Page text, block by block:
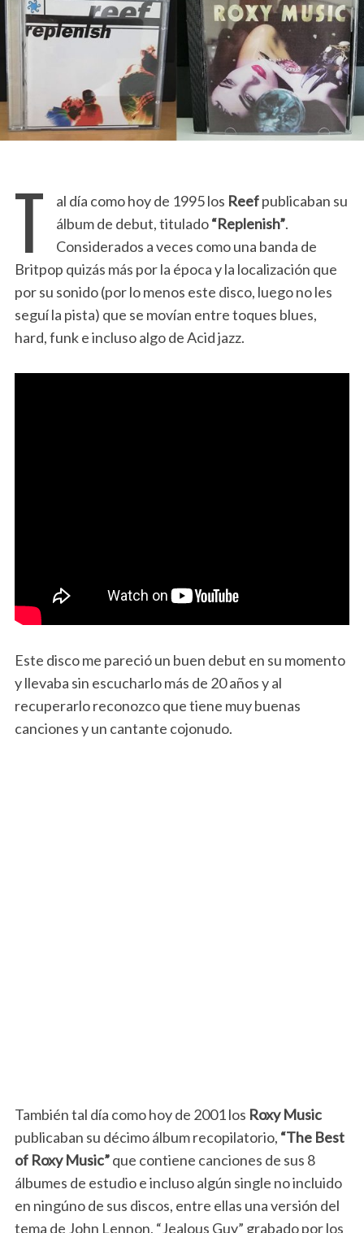
T al día como hoy de 1995 los Reefpublicaban su
álbum de debut, titulado“Replenish”.
Considerados a veces como una banda de
Britpop quizás más por la época y la localización que
por su sonido (por lo menos este disco, luego no les
seguí la pista) que se movían entre toques blues,
hard, funk e incluso algo de Acid jazz.
Este disco me pareció un buen debut en su momento
y llevaba sin escucharlo más de 20 años y al
recuperarlo reconozco que tiene muy buenas
canciones y un cantante cojonudo.
También tal día como hoy de 2001 los Roxy Music
publicaban su décimo álbum recopilatorio, “The Best
of Roxy Music”que contiene canciones de sus 8
álbumes de estudio e incluso algún single no incluido
en ningúno de sus discos, entre ellas una versión del
tema de John Lennon, “Jealous Guy” grabado por los